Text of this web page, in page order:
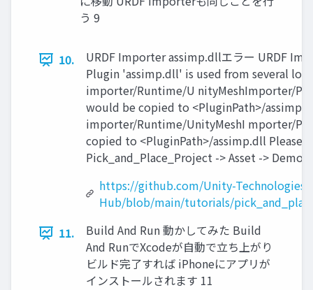
う 9
10.
URDF Importer assimp.dllエラー URDF
Plugin 'assimp.dll' is used from several
importer/Runtime/U nityMeshImporter/
would be copied to <PluginPath>/
importer/Runtime/UnityMeshI mporter/
copied to <PluginPath>/assimp.dll Please
Pick_and_Place_Project -> Asset ->
https://github.com/Unity-
Hub/blob/main/tutorials/
11.
Build And Run 動かしてみた Build
And RunでXcodeが自動で立ち上がり
ビルド完了すれば iPhoneにアプリが
インストールされます 11